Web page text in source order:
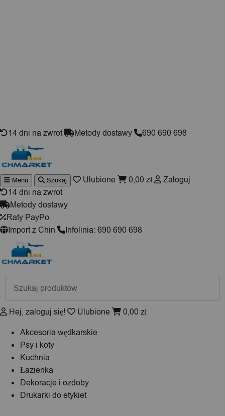
14 dni na zwrot Metody dostawy 690 690 698
Wyszukiwarka
produktów
Menu Szukaj Ulubione 0,00 zł
Zaloguj
14 dni na zwrot
Metody dostawy
Raty PayPo
Import z Chin
Infolinia: 690 690 698
Wyszukiwarka
produktów
Hej, zaloguj się! Ulubione 0,00 zł
Akcesoria wędkarskie
Psy i koty
Kuchnia
Łazienka
Dekoracje i ozdoby
Drukarki do etykiet